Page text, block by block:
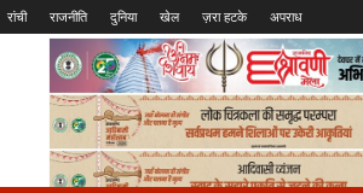
रांची राजनीति दुनिया खेल ज़रा हटके अपराध